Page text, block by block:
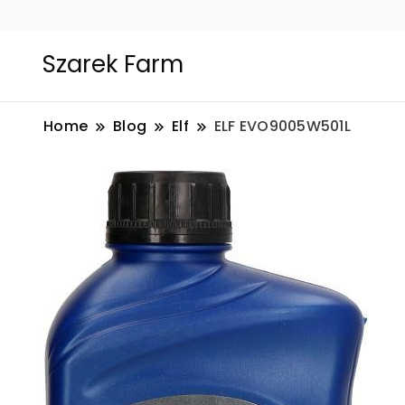
Szarek Farm
Home Blog Elf ELF EVO9005W501L